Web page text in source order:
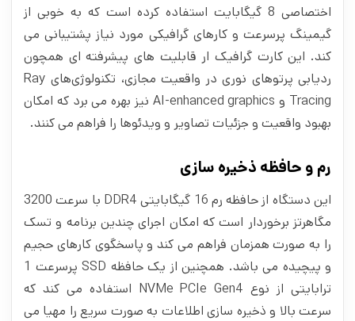
اختصاصی 8 گیگابایت استفاده کرده است که به خوبی از
گیمینگ پرسرعت و کارهای گرافیکی مورد نیاز پشتیبانی می
کند. این کارت گرافیک ار قابلیت‌ های پیشرفته‌ ای همچون
ردیابی پرتوهای نوری در واقعیت مجازی، تکنولوژی‌های Ray
Tracing و AI-enhanced graphics نیز بهره می برد که امکان
بهبود واقعیت و جزئیات تصاویر و ویدئوها را فراهم می‌ کنند.
رم و حافظه ذخیره سازی
این دستگاه از حافظه رم 16 گیگابایتی DDR4 با سرعت 3200
مگاهرتز برخوردار است که امکان اجرای چندین برنامه و تسک
را به صورت همزمان فراهم می کند و پاسخگوی کارهای حجیم
و پیچیده می باشد. همچنین از یک حافظه SSD پرسرعت 1
ترابایتی از نوع NVMe PCIe Gen4 استفاده می کند که
سرعت بالا و ذخیره‌ سازی اطلاعات به صورت سریع را مهیا می